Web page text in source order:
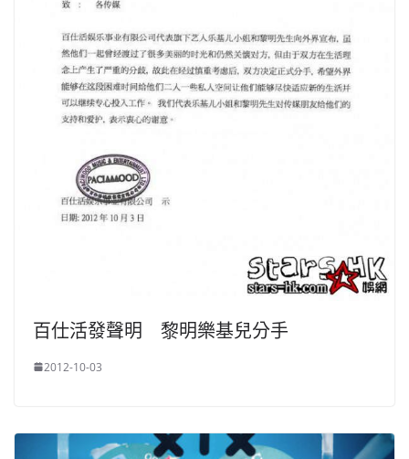
百仕活發聲明 黎明樂基兒分手
2012-10-03